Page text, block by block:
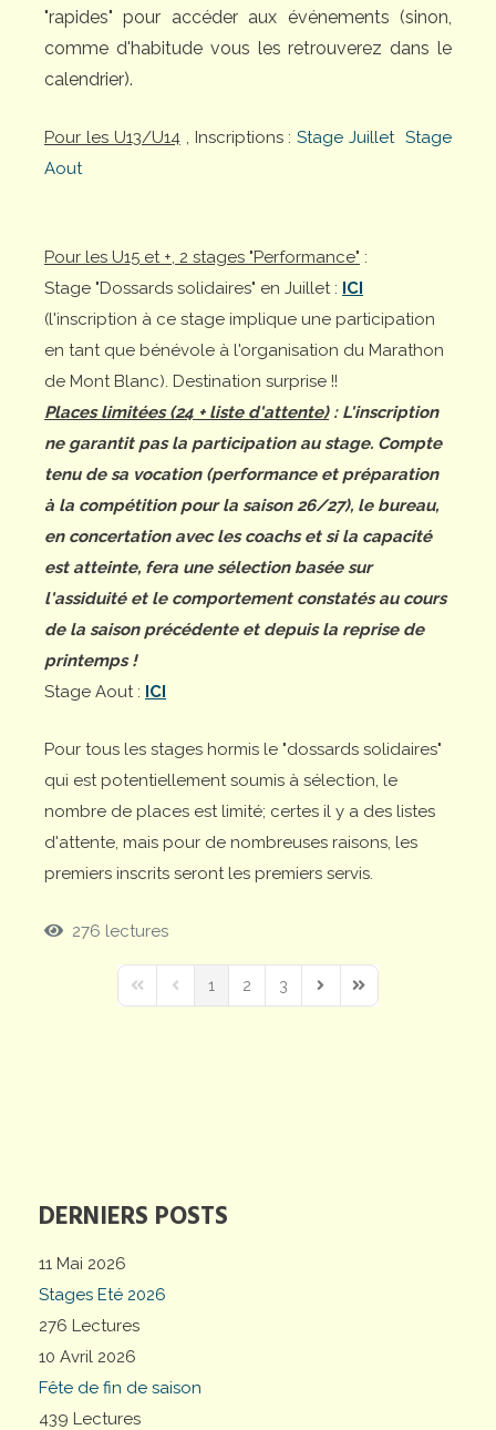
DERNIERS POSTS
11 Mai 2026
Stages Eté 2026
276 Lectures
10 Avril 2026
Fête de fin de saison
439 Lectures
"rapides" pour accéder aux événements (sinon,
comme d'habitude vous les retrouverez dans le
calendrier).
Pour les U13/U14, Inscriptions :Stage Juillet Stage
Aout
Pour les U15 et +, 2 stages "Performance" :
Stage "Dossards solidaires" en Juillet : ICI
(l'inscription à ce stage implique une participation
en tant que bénévole à l'organisation du Marathon
de Mont Blanc). Destination surprise !!
Places limitées (24 + liste d'attente): L'inscription
ne garantit pas la participation au stage. Compte
tenu de sa vocation (performance et préparation
à la compétition pour la saison 26/27), le bureau,
en concertation avec les coachs et si la capacité
est atteinte, fera une sélection basée sur
l'assiduité et le comportement constatés au cours
de la saison précédente et depuis la reprise de
printemps !
Stage Aout : ICI
Pour tous les stages hormis le "dossards solidaires"
qui est potentiellement soumis à sélection, le
nombre de places est limité; certes il y a des listes
d'attente, mais pour de nombreuses raisons, les
premiers inscrits seront les premiers servis.
276 lectures
First PagePrevious Page
1 2 3
Next PageLast Page